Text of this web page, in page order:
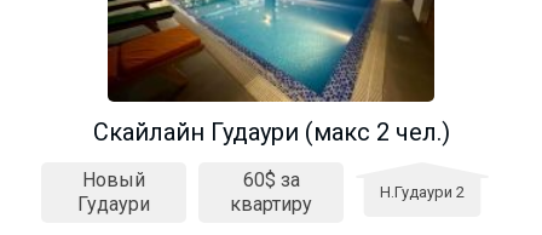
Скайлайн Гудаури (макс 2 чел.)
Новый
Гудаури
60$ за
квартиру
Н.Гудаури 2